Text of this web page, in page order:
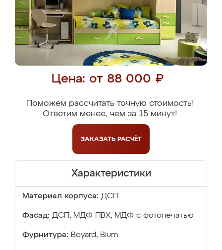
Цена: от 88 000 ₽
Поможем рассчитать точную стоимость!
Ответим менее, чем за 15 минут!
ЗАКАЗАТЬ РАСЧЁТ
Характеристики
Материал корпуса: ДСП
Фасад: ДСП, МДФ ПВХ, МДФ с фотопечатью
Фурнитура: Boyard, Blum